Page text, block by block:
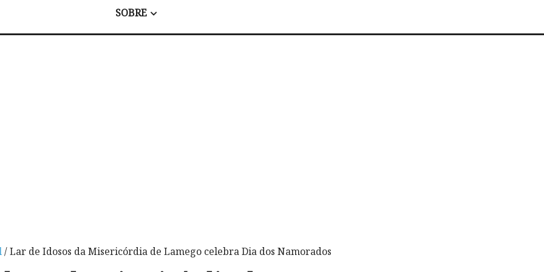
SOBRE
/ Lar de Idosos da Misericórdia de Lamego celebra Dia dos Namorados